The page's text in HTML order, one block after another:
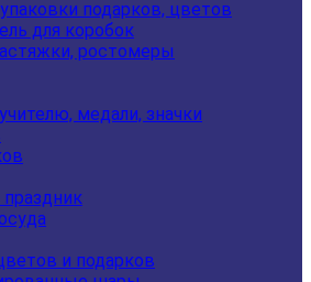
подарков, цветов
для коробок
ростомеры
медали, значки
и подарков